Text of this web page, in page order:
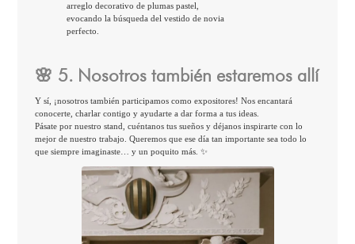
arreglo decorativo de plumas pastel,
evocando la búsqueda del vestido de novia
perfecto.
🌸 5. Nosotros también estaremos allí
Y sí, ¡nosotros también participamos como expositores! Nos encantará
conocerte, charlar contigo y ayudarte a dar forma a tus ideas.
Pásate por nuestro stand, cuéntanos tus sueños y déjanos inspirarte con lo
mejor de nuestro trabajo. Queremos que ese día tan importante sea todo lo
que siempre imaginaste… y un poquito más. ✨